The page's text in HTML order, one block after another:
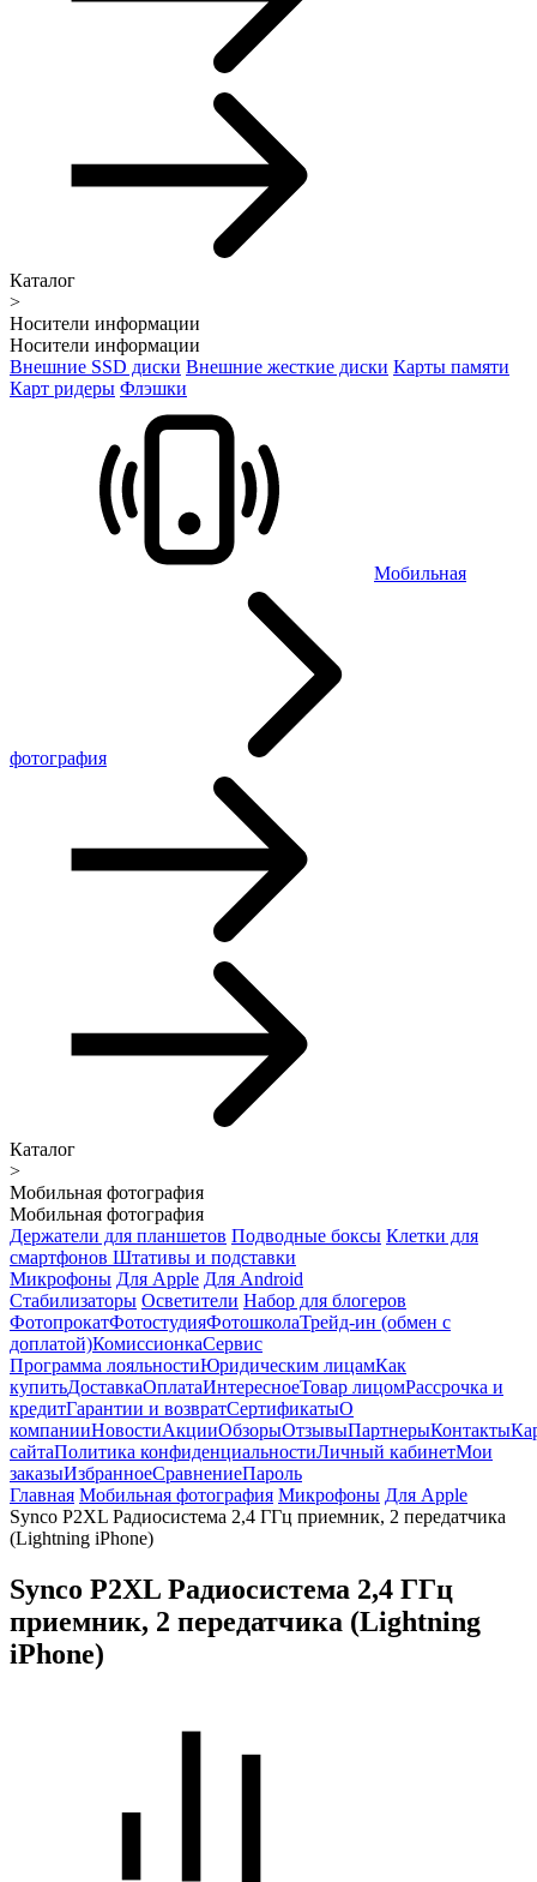
Каталог
>
Носители информации
Носители информации
Внешние SSD диски Внешние жесткие диски Карты памяти
Карт ридеры Флэшки
Мобильная
фотография
Каталог
>
Мобильная фотография
Мобильная фотография
Держатели для планшетов Подводные боксы Клетки для
смартфонов Штативы и подставки
Микрофоны Для Apple Для Android
Стабилизаторы Осветители Набор для блогеров
ФотопрокатФотостудияФотошколаТрейд-ин (обмен с
доплатой)КомиссионкаСервис
Программа лояльностиЮридическим лицамКак
купитьДоставкаОплатаИнтересноеТовар лицомРассрочка и
кредитГарантии и возвратСертификатыО
компанииНовостиАкцииОбзорыОтзывыПартнерыКонтакты
сайтаПолитика конфиденциальностиЛичный кабинетМои
заказыИзбранноеСравнениеПароль
Главная Мобильная фотография Микрофоны Для Apple
Synco P2XL Радиосистема 2,4 ГГц приемник, 2 передатчика
(Lightning iPhone)
Synco P2XL Радиосистема 2,4 ГГц
приемник, 2 передатчика (Lightning
iPhone)